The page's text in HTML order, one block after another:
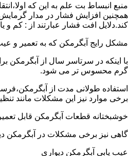
منبع انبساط بت علم به این که
همچنین افزایش فشار در مدار
کند.دلایل افت فشار عبارتند از : کم و
مشکل رایج آبگرمکن که به تعمیر و عیب
با اینکه در سرتاسر سال از آبگرمکن
گرم محسوس تر می شود.
استفاده طولانی مدت از
برخی موارد نیز این مشکلات مانند
خوشبختانه قطعات آبگرمکن قابل
گاهی نیز برخی مشکلات در آبگرمکن
عیب یابی آبگرمکن دیواری